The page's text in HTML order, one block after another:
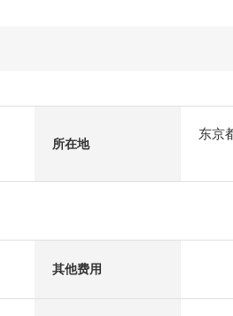
所在地
东京
其他费用